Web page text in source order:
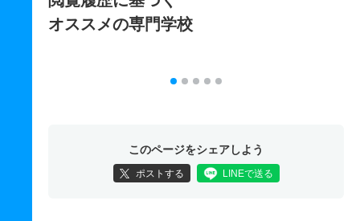
オススメの専門学校
このページをシェアしよう
ポストする LINEで送る